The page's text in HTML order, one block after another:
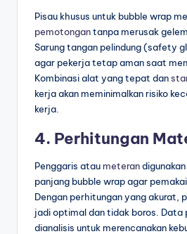
Pisau khusus untuk bubble wrap
pemotongantanpa merusak
Sarung tangan pelindung (safety
agar pekerja tetap aman saat
Kombinasi alat yang tepat dan
kerja akan meminimalkan risiko
kerja.
4. Perhitungan
Penggaris atau meteran
panjang bubble wrap agar
Dengan perhitungan yang akurat,
jadi optimal dan tidak boros. Data
dianalisis untuk merencanakan